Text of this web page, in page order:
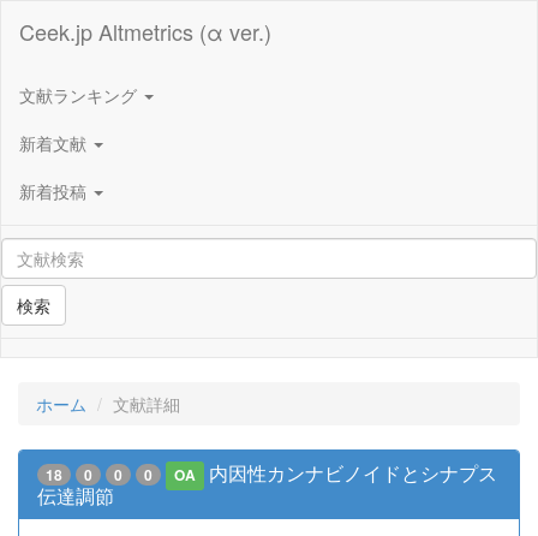
Ceek.jp Altmetrics (α ver.)
文献ランキング
新着文献
新着投稿
検索
ホーム 文献詳細
18 0 0 0 OA
内因性カンナビノイドとシナプス
伝達調節